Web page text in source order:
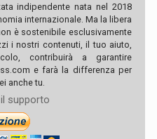
indipendente nata nel 2018
internazionale. Ma la libera
è sostenibile esclusivamente
i nostri contenuti, il tuo aiuto,
contribuirà a garantire
e farà la differenza per
anche tu.
supporto